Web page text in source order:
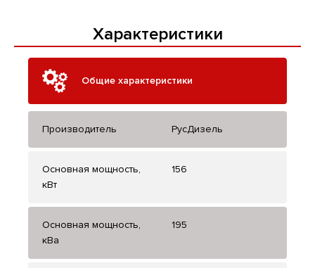
Характеристики
Общие характеристики
Производитель РусДизель
Основная мощность,
кВт
156
Основная мощность,
кВа
195